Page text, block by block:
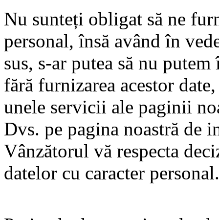
Nu sunteți obligat să ne
personal, însă având în
sus, s-ar putea să nu
fără furnizarea acestor
unele servicii ale paginii
Dvs. pe pagina noastră de
Vânzătorul vă respecta
datelor cu caracter personal.